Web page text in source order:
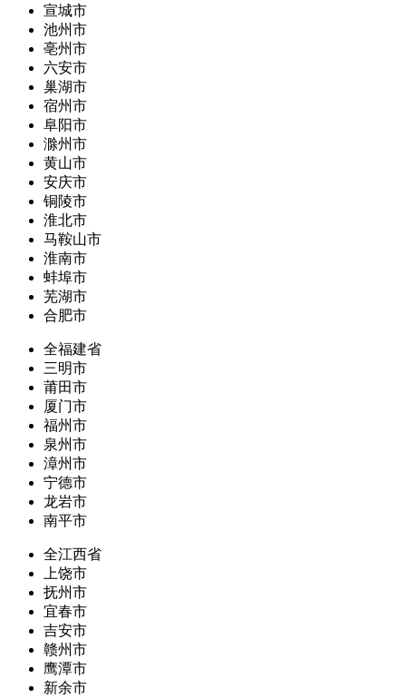
宣城市
池州市
亳州市
六安市
巢湖市
宿州市
阜阳市
滁州市
黄山市
安庆市
铜陵市
淮北市
马鞍山市
淮南市
蚌埠市
芜湖市
合肥市
全福建省
三明市
莆田市
厦门市
福州市
泉州市
漳州市
宁德市
龙岩市
南平市
全江西省
上饶市
抚州市
宜春市
吉安市
赣州市
鹰潭市
新余市